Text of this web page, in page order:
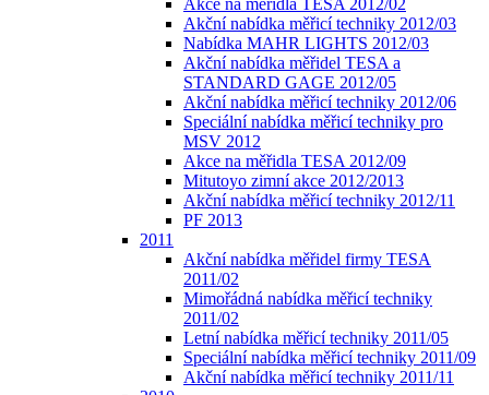
Akce na měřidla TESA 2012/02
Akční nabídka měřicí techniky 2012/03
Nabídka MAHR LIGHTS 2012/03
Akční nabídka měřidel TESA a
STANDARD GAGE 2012/05
Akční nabídka měřicí techniky 2012/06
Speciální nabídka měřicí techniky pro
MSV 2012
Akce na měřidla TESA 2012/09
Mitutoyo zimní akce 2012/2013
Akční nabídka měřicí techniky 2012/11
PF 2013
2011
Akční nabídka měřidel firmy TESA
2011/02
Mimořádná nabídka měřicí techniky
2011/02
Letní nabídka měřicí techniky 2011/05
Speciální nabídka měřicí techniky 2011/09
Akční nabídka měřicí techniky 2011/11